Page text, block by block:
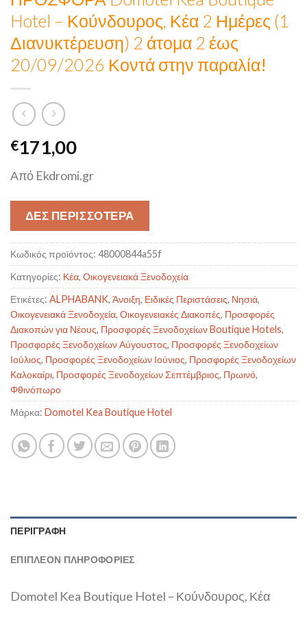
Hotel – Κούνδουρος, Κέα 2 Ημέρες (1
Διανυκτέρευση) 2 άτομα 2 έως
20/09/2026 Κοντά στην παραλία!
€171,00
Από Ekdromi.gr
ΔΕΣ ΠΕΡΙΣΣΟΤΕΡΑ
Κωδικός προϊόντος: 48000844a55f
Κατηγορίες: Κέα, Οικογενειακά Ξενοδοχεία
Ετικέτες: ALPHABANK, Άνοιξη, Ειδικές Περιστάσεις, Νησιά,
Οικογενειακά Ξενοδοχεία, Οικογενειακές Διακοπές, Προσφορές
Διακοπών για Νέους, Προσφορές Ξενοδοχείων Boutique Hotels,
Προσφορές Ξενοδοχείων Αύγουστος, Προσφορές Ξενοδοχείων
Ιούλιος, Προσφορές Ξενοδοχείων Ιούνιος, Προσφορές Ξενοδοχείων
Καλοκαίρι, Προσφορές Ξενοδοχείων Σεπτέμβριος, Πρωινό,
Φθινόπωρο
Μάρκα: Domotel Kea Boutique Hotel
ΠΕΡΙΓΡΑΦΉ
ΕΠΙΠΛΈΟΝ ΠΛΗΡΟΦΟΡΊΕΣ
Domotel Kea Boutique Hotel – Κούνδουρος, Κέα